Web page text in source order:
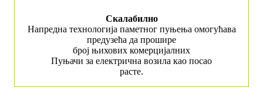
Скалабилно
Напредна технологија паметног пуњења омогућава
предузећа да прошире
број њихових комерцијалних
Пуњачи за електрична возила као посао
расте.